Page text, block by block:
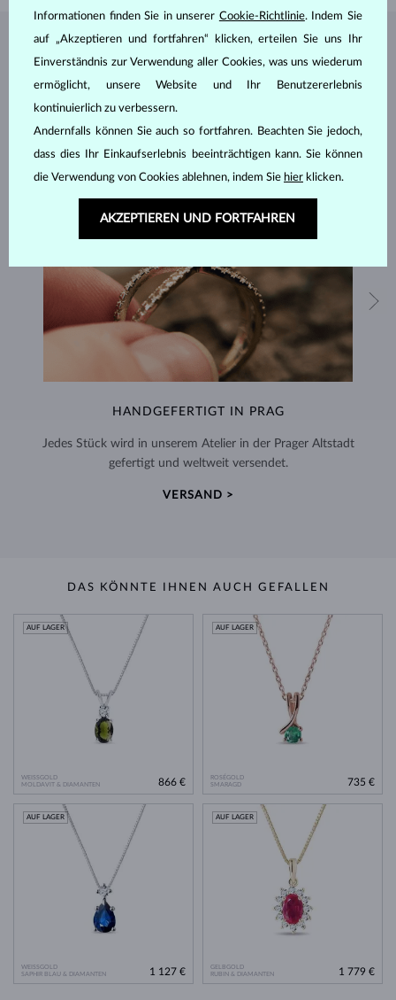
SCHMUCK AUS DEM KLENOTA ATELIER
HANDGEFERTIGT IN PRAG
Jedes Stück wird in unserem Atelier in der Prager Altstadt
gefertigt und weltweit versendet.
VERSAND >
DAS KÖNNTE IHNEN AUCH GEFALLEN
WEISSGOLD
MOLDAVIT & DIAMANTEN
AUF LAGER
866 €
ROSÉGOLD
SMARAGD
AUF LAGER
735 €
WEISSGOLD
SAPHIR BLAU & DIAMANTEN
AUF LAGER
1 127 €
GELBGOLD
RUBIN & DIAMANTEN
AUF LAGER
1 779 €
Informationen finden Sie in unserer Cookie-Richtlinie. Indem Sie
auf „Akzeptieren und fortfahren“ klicken, erteilen Sie uns Ihr
Einverständnis zur Verwendung aller Cookies, was uns wiederum
ermöglicht, unsere Website und Ihr Benutzererlebnis
kontinuierlich zu verbessern.
Andernfalls können Sie auch so fortfahren. Beachten Sie jedoch,
dass dies Ihr Einkaufserlebnis beeinträchtigen kann. Sie können
die Verwendung von Cookies ablehnen, indem Sie hier klicken.
AKZEPTIEREN UND FORTFAHREN